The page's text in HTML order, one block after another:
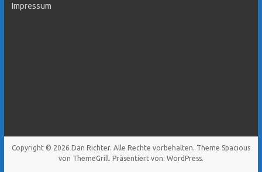
Impressum
Copyright © 2026 Dan Richter. Alle Rechte vorbehalten. Theme Spacious
von ThemeGrill. Präsentiert von: WordPress.